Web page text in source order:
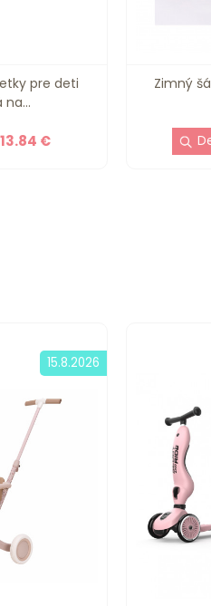
pre deti
na...
13.84 €
Zimný
15.8.2026